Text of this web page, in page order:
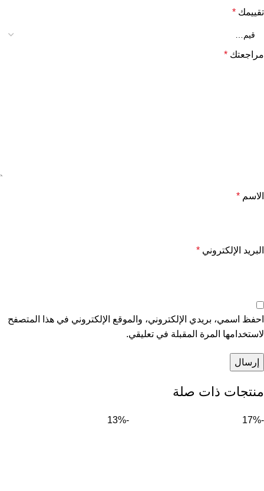
تقييمك *
مراجعتك *
الاسم *
البريد الإلكتروني *
احفظ اسمي، بريدي الإلكتروني، والموقع الإلكتروني في هذا المتصفح
لاستخدامها المرة المقبلة في تعليقي.
منتجات ذات صلة
-17%
-13%